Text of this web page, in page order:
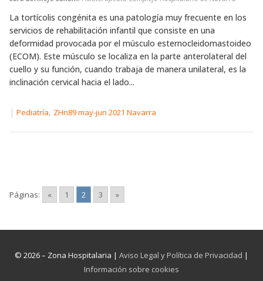
La tortícolis congénita es una patología muy frecuente en los
servicios de rehabilitación infantil que consiste en una
deformidad provocada por el músculo esternocleidomastoideo
(ECOM). Este músculo se localiza en la parte anterolateral del
cuello y su función, cuando trabaja de manera unilateral, es la
inclinación cervical hacia el lado...
| Pediatría, ZHn89 may-jun 2021 Navarra
Páginas: « 1 2 3 »
© 2026 – Zona Hospitalaria | Aviso Legal y Política de Privacidad |
Información sobre cookies